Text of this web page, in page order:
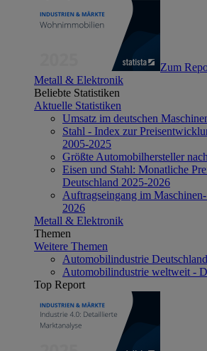
Zum
Metall & Elektronik
Beliebte Statistiken
Aktuelle Statistiken
Umsatz im deutschen
Stahl - Index zur
2005-2025
Größte Automobilhersteller
Eisen und Stahl: Monatliche
Deutschland 2025-2026
Auftragseingang im
2026
Metall & Elektronik
Themen
Weitere Themen
Automobilindustrie
Automobilindustrie weltweit -
Top Report